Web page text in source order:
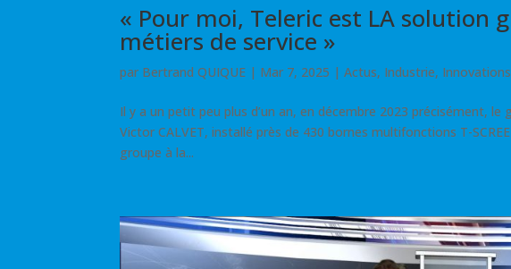
« Pour moi, Teleric est LA solution
métiers de service »
par Bertrand QUIQUE | Mar 7, 2025 |Actus, Industrie, Innovations
Il y a un petit peu plus d’un an, en décembre 2023 précisément,
Victor CALVET, installé près de 430 bornes multifonctions T-
groupe à la...